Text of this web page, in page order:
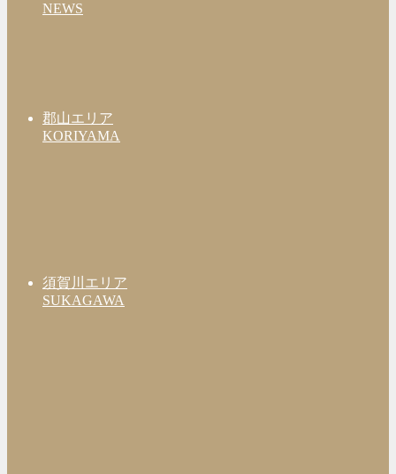
NEWS
郡山エリア
KORIYAMA
須賀川エリア
SUKAGAWA